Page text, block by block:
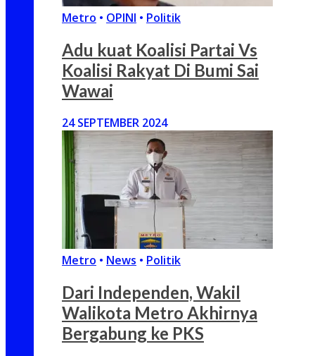
Metro • OPINI • Politik
Adu kuat Koalisi Partai Vs
Koalisi Rakyat Di Bumi Sai
Wawai
24 SEPTEMBER 2024
Metro • News • Politik
Dari Independen, Wakil
Walikota Metro Akhirnya
Bergabung ke PKS